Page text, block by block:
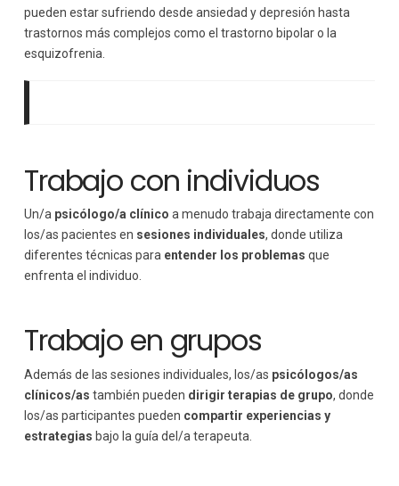
pueden estar sufriendo desde ansiedad y depresión hasta
trastornos más complejos como el trastorno bipolar o la
esquizofrenia.
Trabajo con individuos
Un/a psicólogo/a clínico a menudo trabaja directamente con
los/as pacientes en sesiones individuales, donde utiliza
diferentes técnicas para entender los problemas que
enfrenta el individuo.
Trabajo en grupos
Además de las sesiones individuales, los/as psicólogos/as
clínicos/as también pueden dirigir terapias de grupo, donde
los/as participantes pueden compartir experiencias y
estrategias bajo la guía del/a terapeuta.